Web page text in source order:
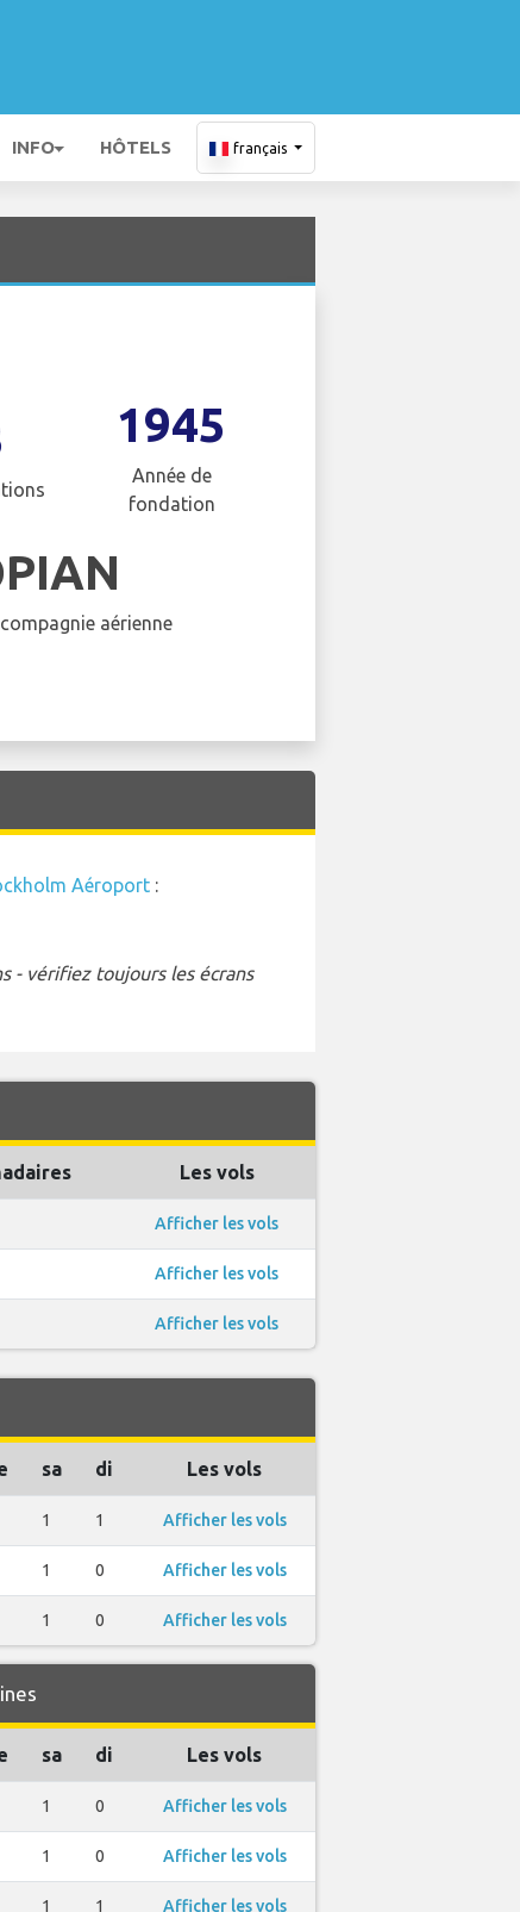
INFO HÔTELS français
1945
Année de
fondation
aérienne
Aéroport :
- vérifiez toujours les écrans
Les vols
Afficher les vols
Afficher les vols
Afficher les vols
sa di Les vols
1 1 Afficher les vols
1 0 Afficher les vols
1 0 Afficher les vols
sa di Les vols
1 0 Afficher les vols
1 0 Afficher les vols
1 1 Afficher les vols